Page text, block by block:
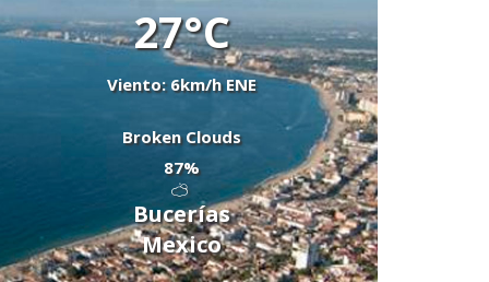
27°C
Viento: 6km/h ENE
Broken Clouds
87%
Bucerías
Mexico